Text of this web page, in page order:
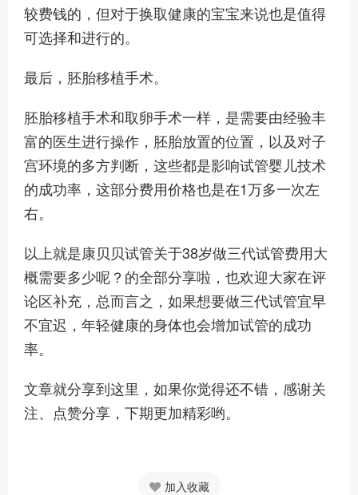
较费钱的，但对于换取健康的宝宝来说也是值得
可选择和进行的。
最后，胚胎移植手术。
胚胎移植手术和取卵手术一样，是需要由经验丰
富的医生进行操作，胚胎放置的位置，以及对子
宫环境的多方判断，这些都是影响试管婴儿技术
的成功率，这部分费用价格也是在1万多一次左
右。
以上就是康贝贝试管关于38岁做三代试管费用大
概需要多少呢？的全部分享啦，也欢迎大家在评
论区补充，总而言之，如果想要做三代试管宜早
不宜迟，年轻健康的身体也会增加试管的成功
率。
文章就分享到这里，如果你觉得还不错，感谢关
注、点赞分享，下期更加精彩哟。
加入收藏